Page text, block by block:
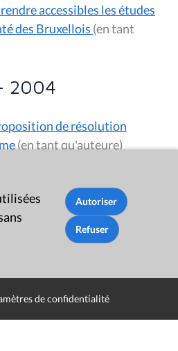
accessibles les études
des Bruxellois (en tant
2004
de résolution
(en tant qu'auteure)
de confidentialité
Rue du Lombard 77
1000 Bruxelles